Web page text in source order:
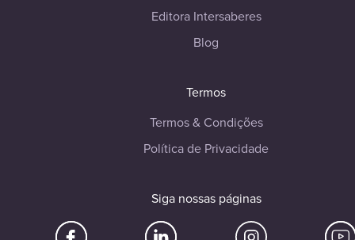
Editora Intersaberes
Blog
Termos
Termos & Condições
Política de Privacidade
Siga nossas páginas